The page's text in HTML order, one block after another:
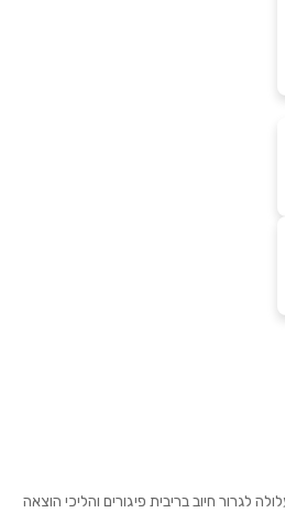
חיוב בריבית פיגורים והליכי הוצאה